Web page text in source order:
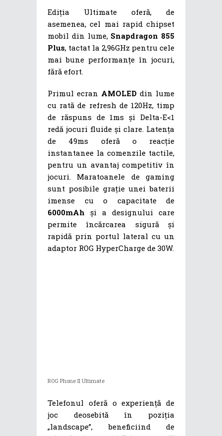
Ediția Ultimate oferă, de
asemenea, cel mai rapid chipset
mobil din lume, Snapdragon 855
Plus, tactat la 2,96GHz pentru cele
mai bune performanțe în jocuri,
fără efort.
Primul ecran AMOLED din lume
cu rată de refresh de 120Hz, timp
de răspuns de 1ms și Delta-E<1
redă jocuri fluide și clare. Latența
de 49ms oferă o reacție
instantanee la comenzile tactile,
pentru un avantaj competitiv în
jocuri. Maratoanele de gaming
sunt posibile grație unei baterii
imense cu o capacitate de
6000mAh și a designului care
permite încărcarea sigură și
rapidă prin portul lateral cu un
adaptor ROG HyperCharge de 30W.
ROG Phone II Ultimate
Telefonul oferă o experiență de
joc deosebită în poziția
„landscape”, beneficiind de